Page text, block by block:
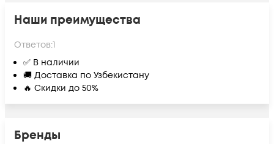
Наши преимущества
Ответов:1
✅ В наличии
🚚 Доставка по Узбекистану
🔥 Скидки до 50%
Бренды